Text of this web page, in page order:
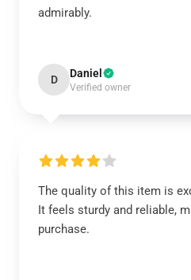
admirably.
D Daniel
Verified owner
The quality of this item is
It feels sturdy and reliable,
purchase.